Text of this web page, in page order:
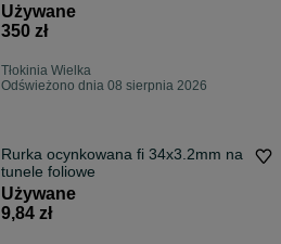
Używane
350 zł
Tłokinia Wielka
Odświeżono dnia 08 sierpnia 2026
Rurka ocynkowana fi 34x3.2mm na
tunele foliowe
Używane
9,84 zł